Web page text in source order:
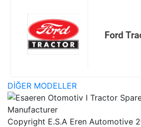
DİĞER MODELLER
Copyright E.S.A Eren Automotive